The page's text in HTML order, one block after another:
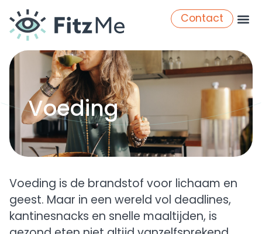
Contact
Voeding
Voeding is de brandstof voor lichaam en
geest. Maar in een wereld vol deadlines,
kantinesnacks en snelle maaltijden, is